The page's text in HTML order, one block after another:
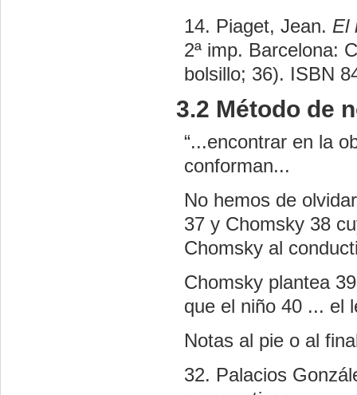
14. Piaget, Jean. El
2ª imp. Barcelona:
bolsillo; 36). ISBN
3.2 Método de
“...encontrar en la
conforman...
No hemos de
37 y Chomsky 38
Chomsky al
Chomsky plantea
que el niño 40 ... el
Notas al pie o al
32. Palacios